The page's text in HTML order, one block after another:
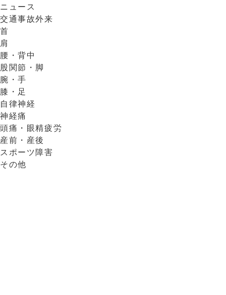
ニュース
交通事故外来
首
肩
腰・背中
股関節・脚
腕・手
膝・足
自律神経
神経痛
頭痛・眼精疲労
産前・産後
スポーツ障害
その他